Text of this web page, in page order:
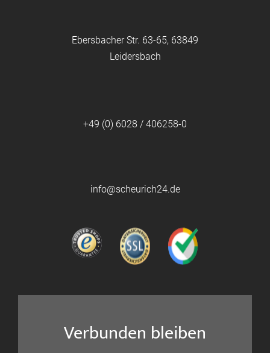
Ebersbacher Str. 63-65, 63849
Leidersbach
+49 (0) 6028 / 406258-0
info@scheurich24.de
Verbunden bleiben